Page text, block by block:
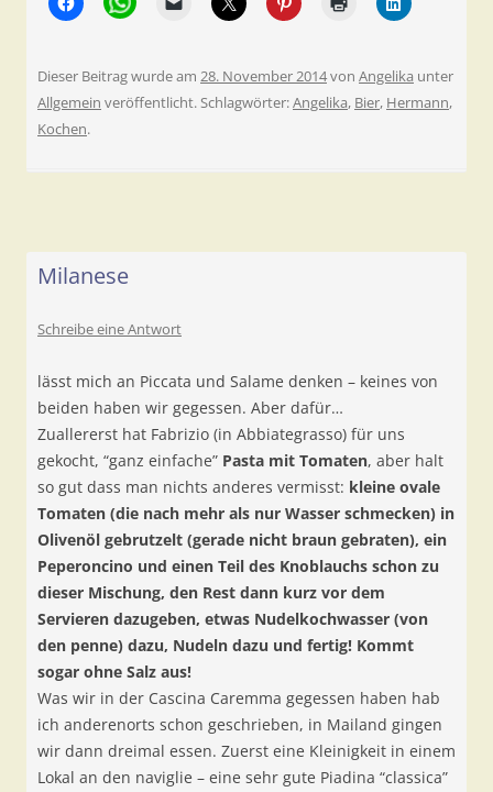
Dieser Beitrag wurde am 28. November 2014von Angelika unter
Allgemein veröffentlicht. Schlagwörter:Angelika, Bier, Hermann,
Kochen.
Milanese
Schreibe eine Antwort
lässt mich an Piccata und Salame denken – keines von
beiden haben wir gegessen. Aber dafür…
Zuallererst hat Fabrizio (in Abbiategrasso) für uns
gekocht, “ganz einfache” Pasta mit Tomaten, aber halt
so gut dass man nichts anderes vermisst: kleine ovale
Tomaten (die nach mehr als nur Wasser schmecken) in
Olivenöl gebrutzelt (gerade nicht braun gebraten), ein
Peperoncino und einen Teil des Knoblauchs schon zu
dieser Mischung, den Rest dann kurz vor dem
Servieren dazugeben, etwas Nudelkochwasser (von
den penne) dazu, Nudeln dazu und fertig! Kommt
sogar ohne Salz aus!
Was wir in der Cascina Caremma gegessen haben hab
ich anderenorts schon geschrieben, in Mailand gingen
wir dann dreimal essen. Zuerst eine Kleinigkeit in einem
Lokal an den naviglie – eine sehr gute Piadina “classica”